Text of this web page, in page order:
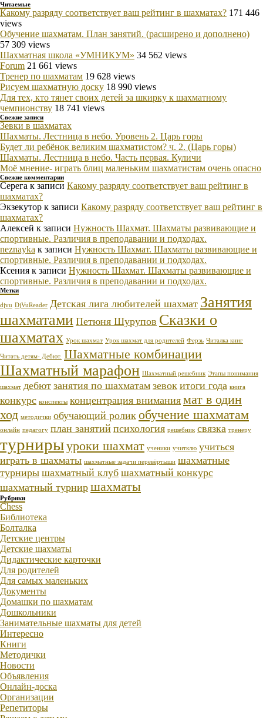
Читаемые
Какому разряду соответствует ваш рейтинг в шахматах? 171 446
views
Обучение шахматам. План занятий. (расширено и дополнено)
57 309 views
Шахматная школа «УМНИКУМ» 34 562 views
Forum 21 661 views
Тренер по шахматам 19 628 views
Рисуем шахматную доску 18 990 views
Для тех, кто тянет своих детей за шкирку к шахматному
чемпионству 18 741 views
Свежие записи
Зевки в шахматах
Шахматы. Лестница в небо. Уровень 2. Царь горы
Будет ли ребёнок великим шахматистом? ч. 2. (Царь горы)
Шахматы. Лестница в небо. Часть первая. Куличи
Моё мнение- играть блиц маленьким шахматистам очень опасно
Свежие комментарии
Серега к записи Какому разряду соответствует ваш рейтинг в
шахматах?
Экзекутор к записи Какому разряду соответствует ваш рейтинг в
шахматах?
Алексей к записи Нужность Шахмат. Шахматы развивающие и
спортивные. Различия в преподавании и подходах.
neznayka к записи Нужность Шахмат. Шахматы развивающие и
спортивные. Различия в преподавании и подходах.
Ксения к записи Нужность Шахмат. Шахматы развивающие и
спортивные. Различия в преподавании и подходах.
Метки
djvu DjVuReader Детская лига любителей шахмат Занятия
шахматами Петюня Шурупов Сказки о
шахматах Урок шахмат Урок шахмат для родителей Ферзь Читалка книг
Читать детям- Дебют. Шахматные комбинации
Шахматный марафон Шахматный решебник Этапы понимания
шахмат дебют занятия по шахматам зевок итоги года книга
конкурс конспекты концентрация внимания мат в один
ход методички обучающий ролик обучение шахматам
онлайн педагогу план занятий психология решебник связка тренеру
турнирыуроки шахмат ученики учитклю учиться
играть в шахматы шахматные задачи перевёртыши шахматные
турниры шахматный клуб шахматный конкурс
шахматный турнир шахматы
Рубрики
Chess
Библиотека
Болталка
Детские центры
Детские шахматы
Дидактические карточки
Для родителей
Для самых маленьких
Документы
Домашки по шахматам
Дошкольники
Занимательные шахматы для детей
Интересно
Книги
Методички
Новости
Объявления
Онлайн-доска
Организации
Репетиторы